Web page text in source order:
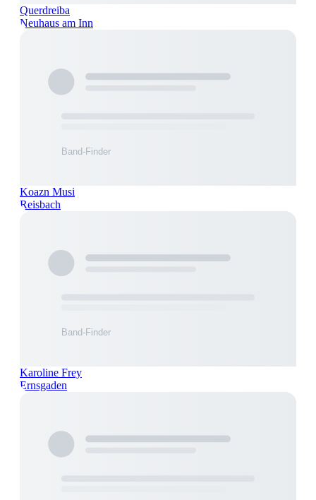
Querdreiba
Neuhaus am Inn
Koazn Musi
Reisbach
Karoline Frey
Ernsgaden